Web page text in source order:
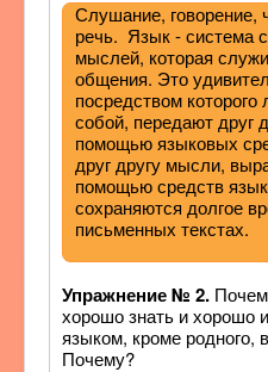
Слушание, говорение,
речь. Язык - система
мыслей, которая
общения. Это
посредством
собой, передают друг
помощью языковых
друг другу мысли,
помощью средств
сохраняются долгое
письменных текстах.
Упражнение № 2.
хорошо знать и хорошо
языком, кроме родного,
Почему?